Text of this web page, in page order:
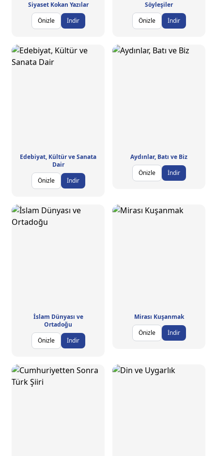
Siyaset Kokan Yazılar
Önizle
İndir
Söyleşiler
Önizle
İndir
Edebiyat, Kültür ve Sanata
Dair
Önizle
İndir
Aydınlar, Batı ve Biz
Önizle
İndir
İslam Dünyası ve
Ortadoğu
Önizle
İndir
Mirası Kuşanmak
Önizle
İndir